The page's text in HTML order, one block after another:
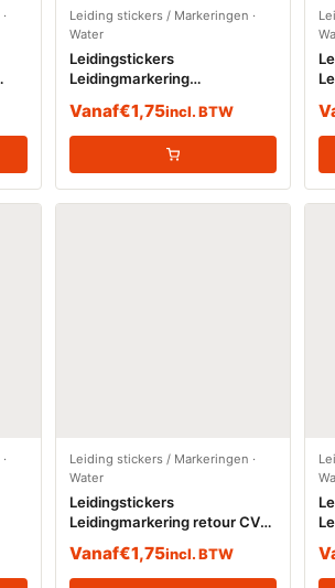
·
Leiding stickers / Markeringen ·
Water
Leidingstickers
Leidingmarkering
Vanaf€1,75incl. BTW
·
Leiding stickers / Markeringen ·
Water
Leidingstickers
Leidingmarkering retour CV
Vanaf€1,75incl. BTW